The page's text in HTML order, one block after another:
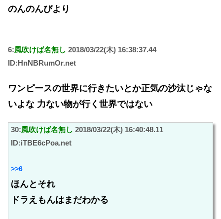
のんのんびより
6:風吹けば名無し 2018/03/22(木) 16:38:37.44
ID:HnNBRumOr.net
ワンピースの世界に行きたいとか正気の沙汰じゃな
いよな 力ない物が行く世界ではない
30:風吹けば名無し 2018/03/22(木) 16:40:48.11
ID:iTBE6cPoa.net
>>6
ほんとそれ
ドラえもんはまだわかる